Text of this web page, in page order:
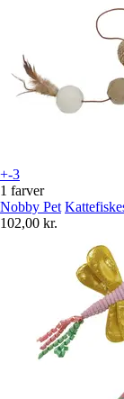
+-3
1 farver
Nobby Pet
102,00 kr.